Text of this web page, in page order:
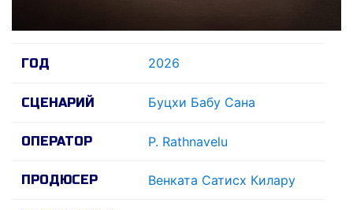
ГОД 2026
СЦЕНАРИЙ Буцхи Бабу Сана
ОПЕРАТОР Р. Rathnavelu
ПРОДЮСЕР Венката Сатисх Килару